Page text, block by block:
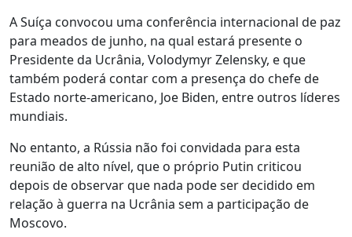
A Suíça convocou uma conferência internacional de paz
para meados de junho, na qual estará presente o
Presidente da Ucrânia, Volodymyr Zelensky, e que
também poderá contar com a presença do chefe de
Estado norte-americano, Joe Biden, entre outros líderes
mundiais.
No entanto, a Rússia não foi convidada para esta
reunião de alto nível, que o próprio Putin criticou
depois de observar que nada pode ser decidido em
relação à guerra na Ucrânia sem a participação de
Moscovo.